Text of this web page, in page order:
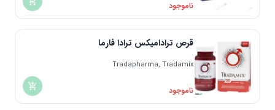
ناموجود
قرص ترادامیکس ترادا فارما
Tradapharma, Tradamix
ناموجود